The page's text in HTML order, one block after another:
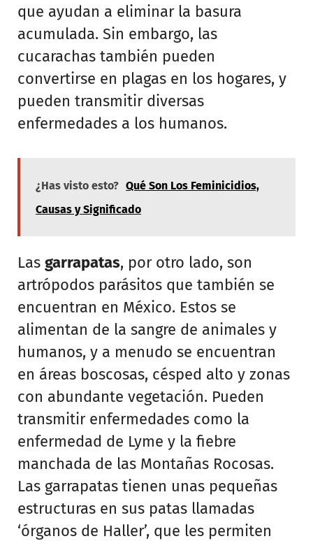
que ayudan a eliminar la basura
acumulada. Sin embargo, las
cucarachas también pueden
convertirse en plagas en los hogares, y
pueden transmitir diversas
enfermedades a los humanos.
¿Has visto esto? Qué Son Los Feminicidios,
Causas y Significado
Las garrapatas, por otro lado, son
artrópodos parásitos que también se
encuentran en México. Estos se
alimentan de la sangre de animales y
humanos, y a menudo se encuentran
en áreas boscosas, césped alto y zonas
con abundante vegetación. Pueden
transmitir enfermedades como la
enfermedad de Lyme y la fiebre
manchada de las Montañas Rocosas.
Las garrapatas tienen unas pequeñas
estructuras en sus patas llamadas
‘órganos de Haller’, que les permiten